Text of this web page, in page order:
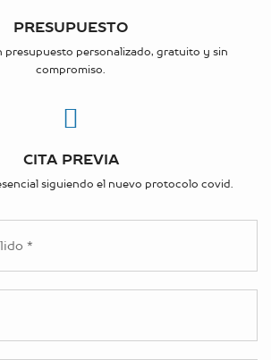
PRESUPUESTO
presupuesto personalizado, gratuito y sin
compromiso.
CITA PREVIA
siguiendo el nuevo protocolo covid.